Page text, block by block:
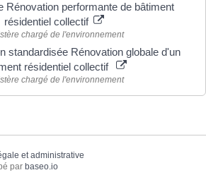
Rénovation performante de bâtiment
résidentiel collectif
chargé de l'environnement
standardisée Rénovation globale d'un
résidentiel collectif
chargé de l'environnement
et administrative
par baseo.io